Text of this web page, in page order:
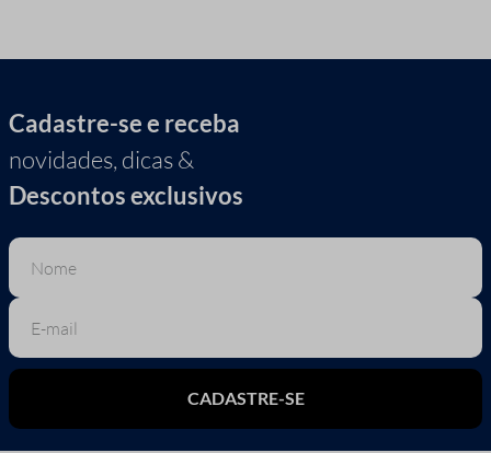
Cadastre-se e receba
novidades, dicas &
Descontos exclusivos
CADASTRE-SE